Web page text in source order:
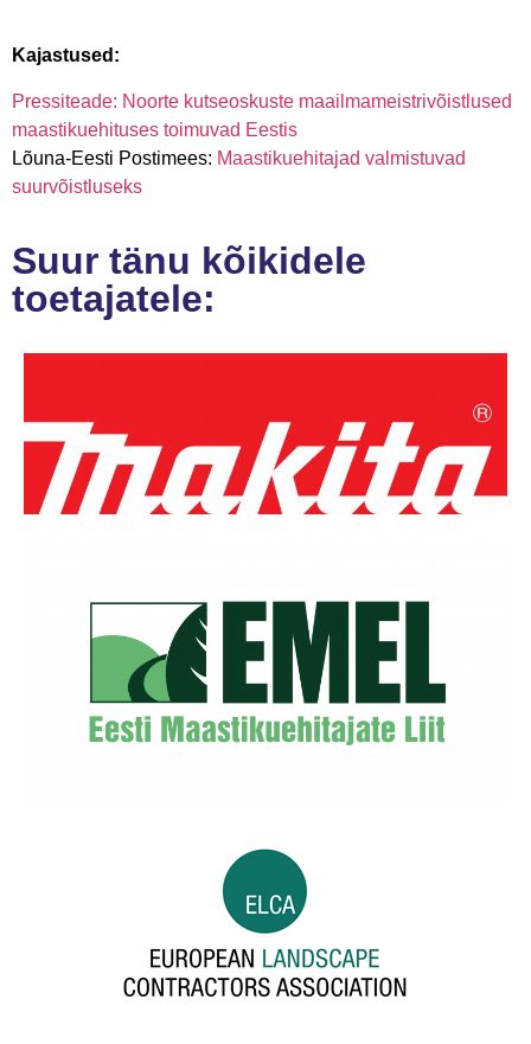
Kajastused:
Pressiteade: Noorte kutseoskuste maailmameistrivõistlused
maastikuehituses toimuvad Eestis
Lõuna-Eesti Postimees: Maastikuehitajad valmistuvad
suurvõistluseks
Suur tänu kõikidele
toetajatele: